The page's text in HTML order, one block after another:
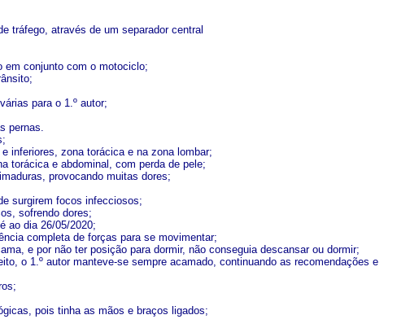
tráfego, através de um separador central
em conjunto com o motociclo;
para o 1.º autor;
pernas.
inferiores, zona torácica e na zona lombar;
torácica e abdominal, com perda de pele;
provocando muitas dores;
surgirem focos infecciosos;
sofrendo dores;
ao dia 26/05/2020;
completa de forças para se movimentar;
e por não ter posição para dormir, não conseguia descansar ou dormir;
o 1.º autor manteve-se sempre acamado, continuando as recomendações e
pois tinha as mãos e braços ligados;